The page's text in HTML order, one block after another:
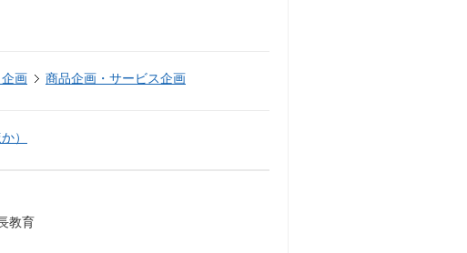
画 商品企画・サービス企画
）
教育